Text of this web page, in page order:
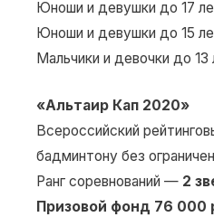
Юноши и девушки до 17
Юноши и девушки до 15
Мальчики и девочки до 13
«Альтаир Кап 2020»
Всероссийский
бадминтону без
Ранг соревнований — 2
Призовой фонд 76 000